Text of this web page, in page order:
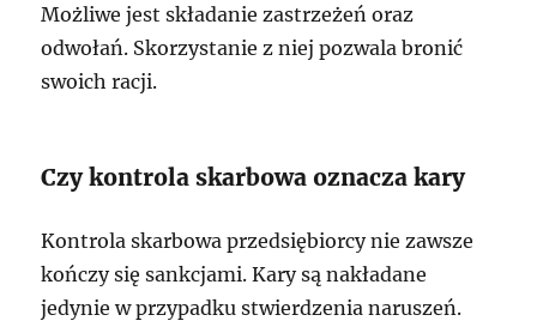
Możliwe jest składanie zastrzeżeń oraz
odwołań. Skorzystanie z niej pozwala bronić
swoich racji.
Czy kontrola skarbowa oznacza kary
Kontrola skarbowa przedsiębiorcy nie zawsze
kończy się sankcjami. Kary są nakładane
jedynie w przypadku stwierdzenia naruszeń.